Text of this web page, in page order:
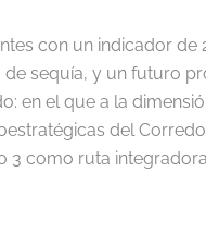
con un indicador
sequía, y un futuro
en el que a la
del
3 como ruta